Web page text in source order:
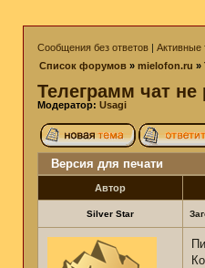
Сообщения без ответов | Активные
Список форумов » mielofon.ru »
Телеграмм чат не
Модератор: Usagi
Версия для печати
Автор
Silver Star